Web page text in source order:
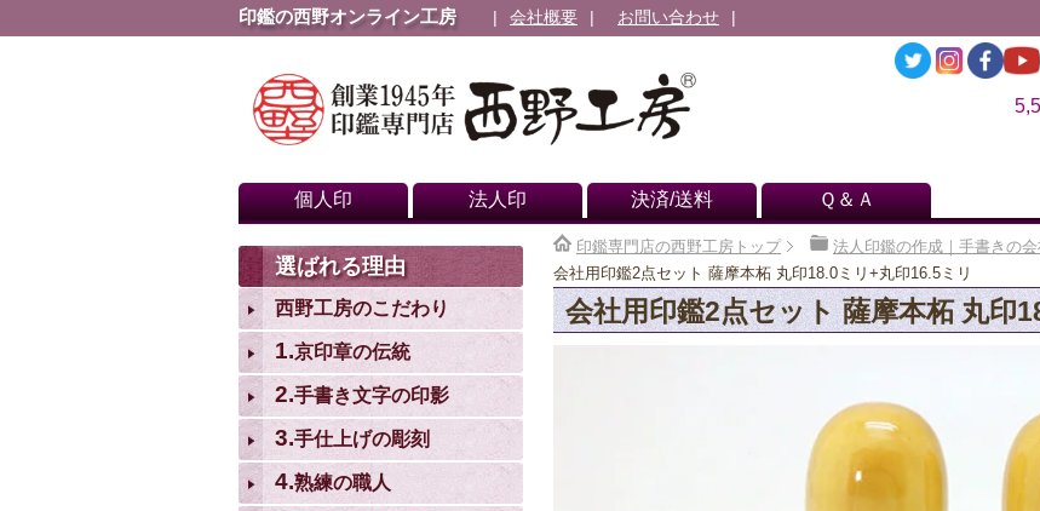
印鑑の西野オンライン工房 会社概要 お問い合わせ
個人印 法人印 決済/送料 Ｑ＆Ａ
選ばれる理由
西野工房のこだわり
1.京印章の伝統
2.手書き文字の印影
3.手仕上げの彫刻
4.熟練の職人
印鑑専門店の西野工房トップ
法人印鑑の作成｜手書きの会
会社用印鑑2点セット 薩摩本柘 丸印18.0ミリ+丸印16.5ミリ
会社用印鑑2点セット 薩摩本柘 丸印